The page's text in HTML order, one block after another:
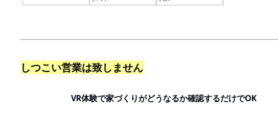
しつこい営業は致しません
VR体験で家づくりがどうなるか確認するだけでOK